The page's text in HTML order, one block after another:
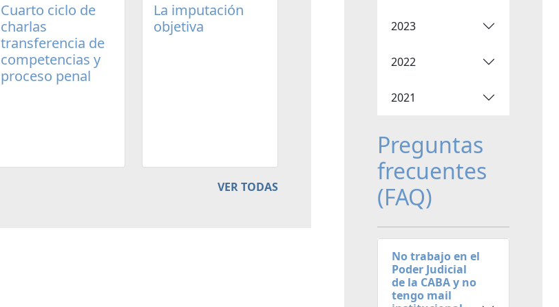
Cuarto ciclo de
charlas
transferencia de
competencias y
proceso penal
La imputación
objetiva
VER TODAS
2023
2022
2021
Preguntas
frecuentes
(FAQ)
No trabajo en el
Poder Judicial
de la CABA y no
tengo mail